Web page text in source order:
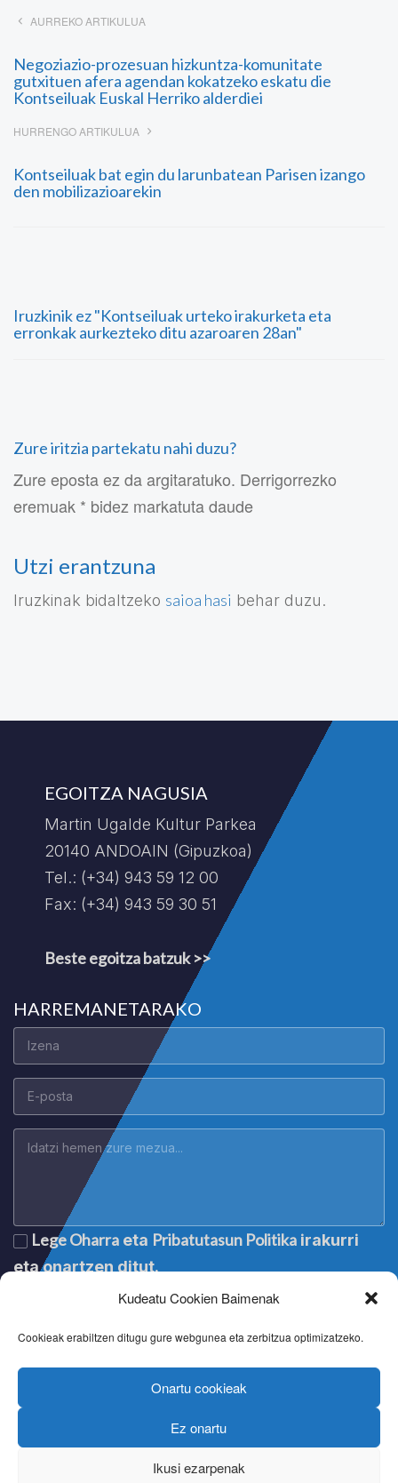
Kudeatu Cookien Baimenak
Cookieak erabiltzen ditugu gure webgunea eta zerbitzua optimizatzeko.
Onartu cookieak
Ez onartu
Ikusi ezarpenak
AURREKO ARTIKULUA
Negoziazio-prozesuan hizkuntza-komunitate
gutxituen afera agendan kokatzeko eskatu die
Kontseiluak Euskal Herriko alderdiei
HURRENGO ARTIKULUA
Kontseiluak bat egin du larunbatean Parisen izango
den mobilizazioarekin
Iruzkinik ez "Kontseiluak urteko irakurketa eta
erronkak aurkezteko ditu azaroaren 28an"
Zure iritzia partekatu nahi duzu?
Zure eposta ez da argitaratuko. Derrigorrezko
eremuak * bidez markatuta daude
Utzi erantzuna
Iruzkinak bidaltzeko saioa hasi behar duzu.
EGOITZA NAGUSIA
Martin Ugalde Kultur Parkea
20140 ANDOAIN (Gipuzkoa)
Tel.: (+34) 943 59 12 00
Fax: (+34) 943 59 30 51
Beste egoitza batzuk >>
HARREMANETARAKO
Lege Oharra eta Pribatutasun Politika irakurri
eta onartzen ditut.
confidentialité|Privacy policy